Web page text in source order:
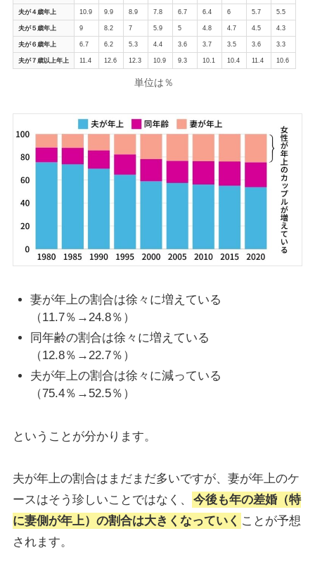
夫が４歳年上 10.9 9.9 8.9 7.8 6.7 6.4 6 5.7 5.5
夫が５歳年上 9 8.2 7 5.9 5 4.8 4.7 4.5 4.3
夫が６歳年上 6.7 6.2 5.3 4.4 3.6 3.7 3.5 3.6 3.3
夫が７歳以上年上 11.4 12.6 12.3 10.9 9.3 10.1 10.4 11.4 10.6
単位は％
妻が年上の割合は徐々に増えている
（11.7％→24.8％）
同年齢の割合は徐々に増えている
（12.8％→22.7％）
夫が年上の割合は徐々に減っている
（75.4％→52.5％）
ということが分かります。
夫が年上の割合はまだまだ多いですが、妻が年上のケ
ースはそう珍しいことではなく、
今後も年の差婚（特
に妻側が年上）の割合は大きくなっていく ことが予想
されます。